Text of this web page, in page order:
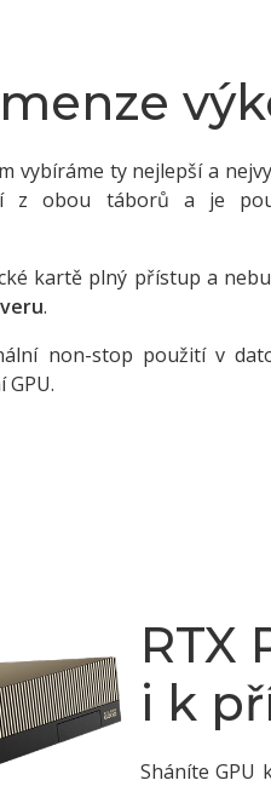
vybíráme ty nejlepší a
z obou táborů a je
kartě plný přístup a
.
non-stop použití v
RTX
i k
Sháníte GPU